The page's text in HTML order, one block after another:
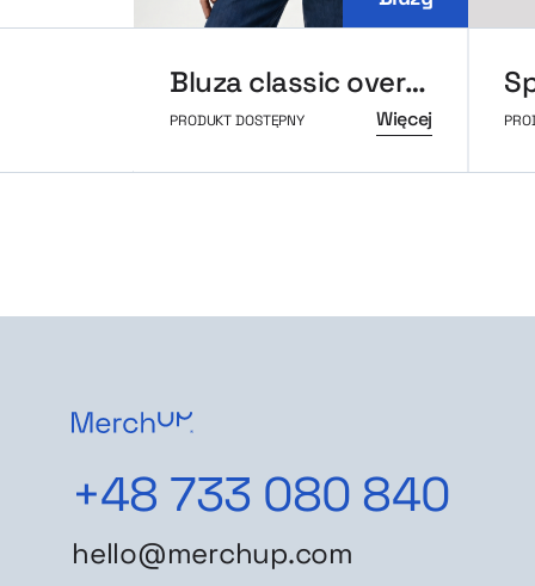
Bluza classic oversized MerchUp
PRODUKT DOSTĘPNY Więcej
+48 733 080 840
hello@merchup.com